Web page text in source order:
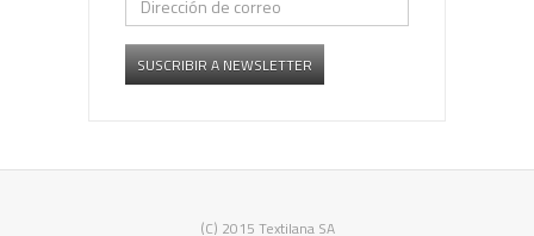
SUSCRIBIR A NEWSLETTER
(C) 2015 Textilana SA